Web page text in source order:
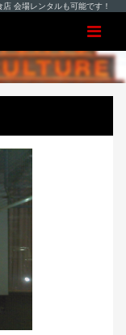
会場レンタルも可能です！